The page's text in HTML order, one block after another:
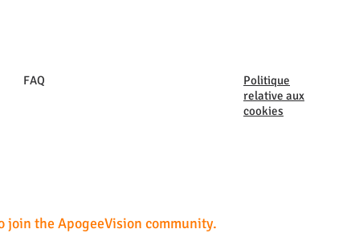
FAQ
Politique
relative aux
cookies
join the ApogeeVision community.